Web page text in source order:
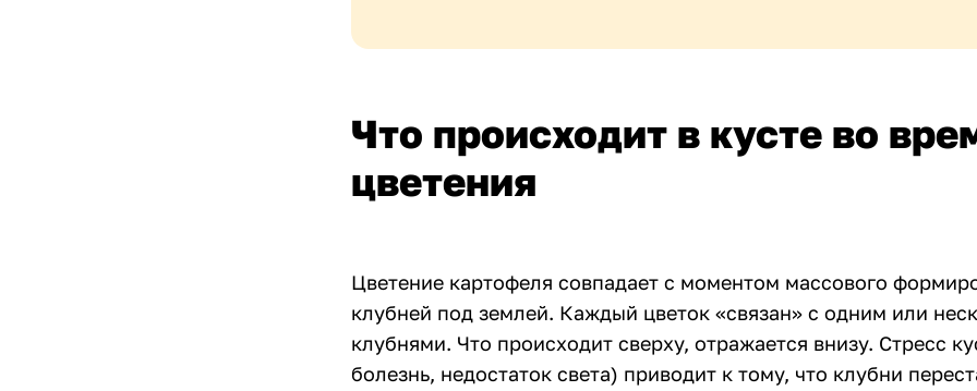
Что происходит в кусте во
цветения
Цветение картофеля совпадает с моментом массового
клубней под землей. Каждый цветок «связан» с одним или
клубнями. Что происходит сверху, отражается внизу. Стресс
болезнь, недостаток света) приводит к тому, что клубни